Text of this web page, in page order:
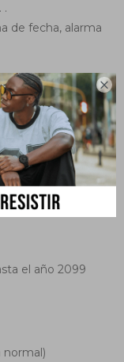

.
de fecha, alarma
día de la semana.
incrementos de
horario de
el año 2099
normal)